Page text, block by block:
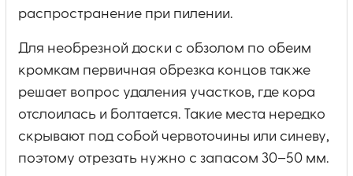
распространение при пилении.
Для необрезной доски с обзолом по обеим
кромкам первичная обрезка концов также
решает вопрос удаления участков, где кора
отслоилась и болтается. Такие места нередко
скрывают под собой червоточины или синеву,
поэтому отрезать нужно с запасом 30–50 мм.